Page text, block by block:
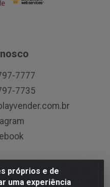
próprios e de
uma experiência
7777
7735
Ana Dantas, 183-